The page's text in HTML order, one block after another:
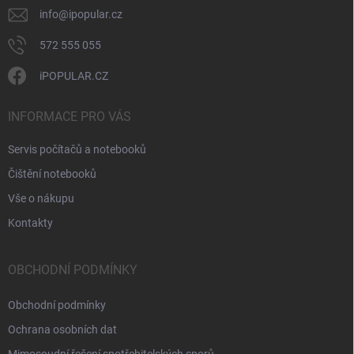
info@ipopular.cz
572 555 055
iPOPULAR.CZ
INFORMACE PRO VÁS
Servis počítačů a notebooků
Čištění notebooků
Vše o nákupu
Kontakty
OBCHODNÍ PODMÍNKY
Obchodní podmínky
Ochrana osobních dat